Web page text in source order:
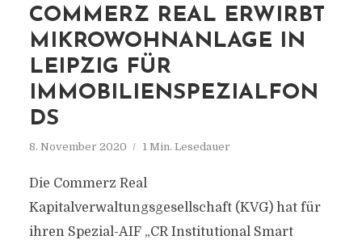
COMMERZ REAL ERWIRBT
MIKROWOHNANLAGE IN
LEIPZIG FÜR
IMMOBILIENSPEZIALFON
DS
8. November 2020 1 Min. Lesedauer
Die Commerz Real
Kapitalverwaltungsgesellschaft (KVG) hat für
ihren Spezial-AIF „CR Institutional Smart